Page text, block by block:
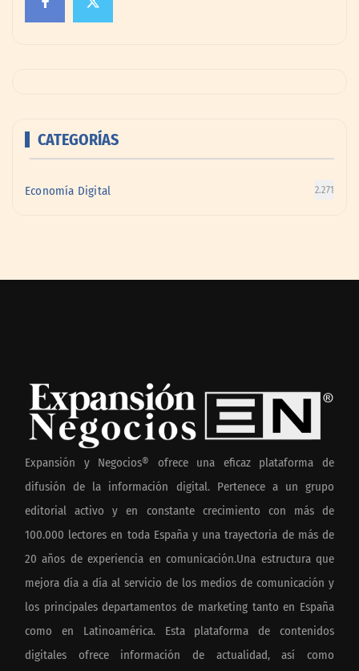
CATEGORÍAS
Economía Digital 2.271
Expansión y Negocios® ofrece una eficaz plataforma de
difusión de la información digital. Pertenece a un grupo
editorial activo y en constante crecimiento con más de
100.000 lectores en toda España y una trayectoria de más de
20 años de experiencia en comunicación.Una estructura que
mejora día a día al servicio de los medios de comunicación y
los principales departamentos de marketing tanto en España
como en Latinoamérica. Esta plataforma de contenidos
digitales ofrece información de actualidad, así como